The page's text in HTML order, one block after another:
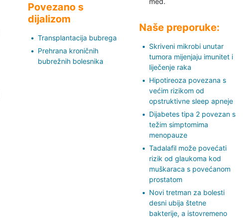
Povezano s
dijalizom
Transplantacija bubrega
Prehrana kroničnih
bubrežnih bolesnika
Naše preporuke:
Skriveni mikrobi unutar
tumora mijenjaju imunitet i
liječenje raka
Hipotireoza povezana s
većim rizikom od
opstruktivne sleep apneje
Dijabetes tipa 2 povezan s
težim simptomima
menopauze
Tadalafil može povećati
rizik od glaukoma kod
muškaraca s povećanom
prostatom
Novi tretman za bolesti
desni ubija štetne
bakterije, a istovremeno